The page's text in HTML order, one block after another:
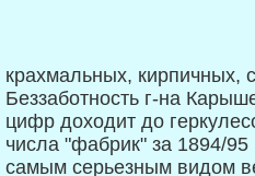
крахмальных, кирпичных,
Беззаботность г-на
цифр дохо­дит до
числа "фабрик" за 1894/
самым серьезным видом